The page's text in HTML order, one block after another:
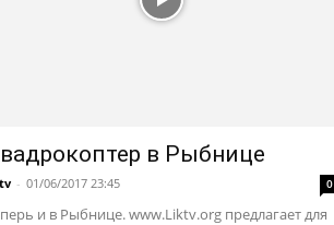
в Рыбнице
- 01/06/2017 23:45 0
и в Рыбнице. www.Liktv.org предлагает для